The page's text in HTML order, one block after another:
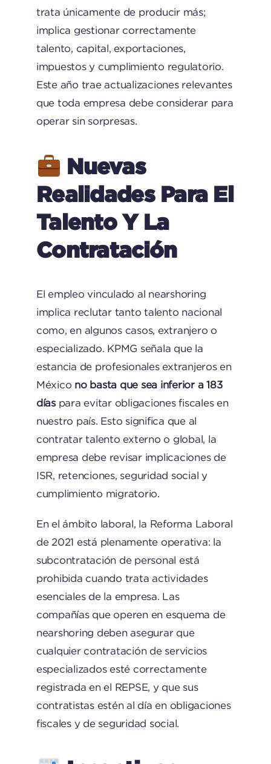
trata únicamente de producir más;
implica gestionar correctamente
talento, capital, exportaciones,
impuestos y cumplimiento regulatorio.
Este año trae actualizaciones relevantes
que toda empresa debe considerar para
operar sin sorpresas.
Nuevas
Realidades Para El
Talento Y La
Contratación
El empleo vinculado al nearshoring
implica reclutar tanto talento nacional
como, en algunos casos, extranjero o
especializado. KPMG señala que la
estancia de profesionales extranjeros en
México no basta que sea inferior a 183
díaspara evitar obligaciones fiscales en
nuestro país. Esto significa que al
contratar talento externo o global, la
empresa debe revisar implicaciones de
ISR, retenciones, seguridad social y
cumplimiento migratorio.
En el ámbito laboral, la Reforma Laboral
de 2021 está plenamente operativa: la
subcontratación de personal está
prohibida cuando trata actividades
esenciales de la empresa. Las
compañías que operen en esquema de
nearshoring deben asegurar que
cualquier contratación de servicios
especializados esté correctamente
registrada en el REPSE, y que sus
contratistas estén al día en obligaciones
fiscales y de seguridad social.